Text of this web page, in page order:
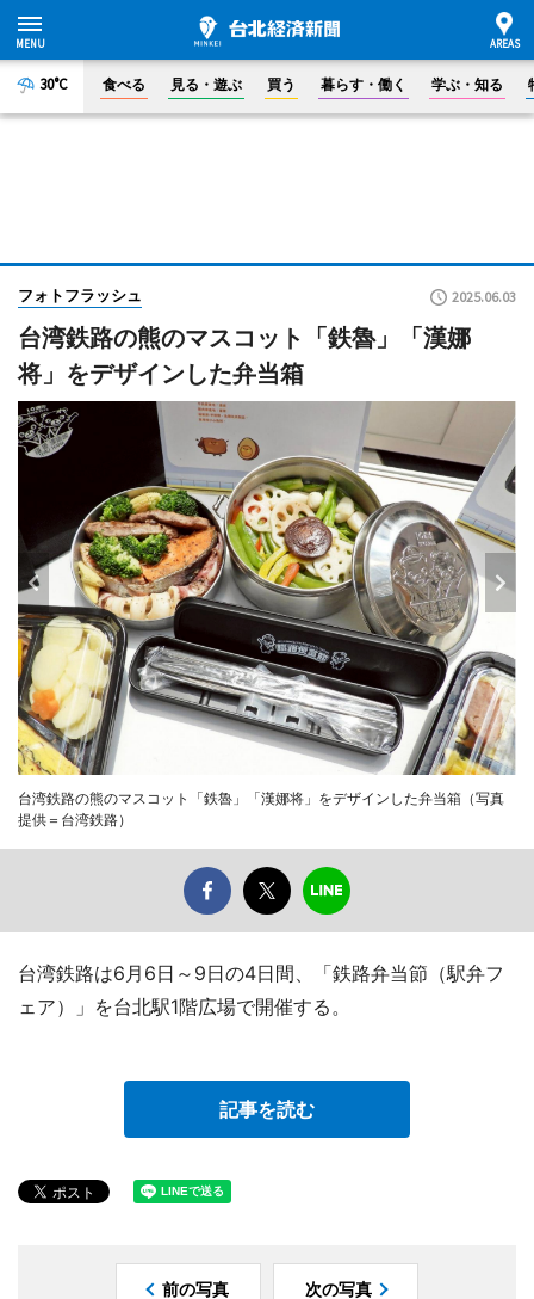
30°C 食べる 見る・遊ぶ 買う 暮らす・働く 学ぶ・知る
フォトフラッシュ 2025.06.03
台湾鉄路の熊のマスコット「鉄魯」「漢娜
将」をデザインした弁当箱
台湾鉄路の熊のマスコット「鉄魯」「漢娜将」をデザインした弁当箱（写真
提供＝台湾鉄路）
台湾鉄路は6月6日～9日の4日間、「鉄路弁当節（駅弁フ
ェア）」を台北駅1階広場で開催する。
記事を読む
前の写真 次の写真